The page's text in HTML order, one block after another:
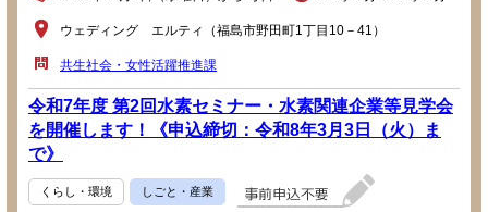
ウェディング エルティ（福島市野田町1丁目10－41）
共生社会・女性活躍推進課
令和7年度 第2回水素セミナー・水素関連企業等見学会
を開催します！《申込締切：令和8年3月3日（火）ま
で》
くらし・環境 しごと・産業